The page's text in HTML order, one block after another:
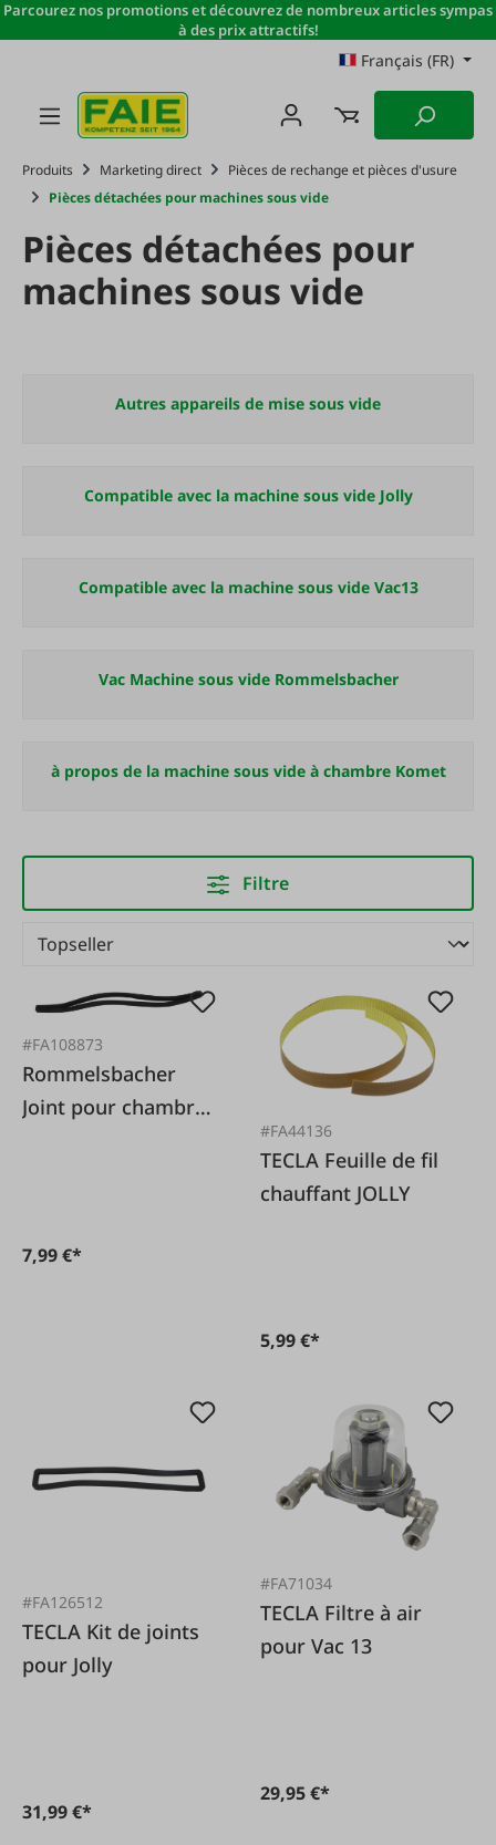
Passer au contenu principal
Parcourez nos promotions et découvrez de nombreux articles sympas
à des prix attractifs!
Français (FR)
Produits Marketing direct
Pièces de rechange et pièces d'usure
Pièces détachées pour machines sous vide
Pièces détachées pour
machines sous vide
Autres appareils de mise sous vide
Compatible avec la machine sous vide Jolly
Compatible avec la machine sous vide Vac13
Vac Machine sous vide Rommelsbacher
à propos de la machine sous vide à chambre Komet
Filtre
#FA108873
Rommelsbacher
Joint pour chambre
7,99 €*
#FA44136
TECLA Feuille de fil
chauffant JOLLY
5,99 €*
#FA126512
TECLA Kit de joints
pour Jolly
31,99 €*
#FA71034
TECLA Filtre à air
pour Vac 13
29,95 €*